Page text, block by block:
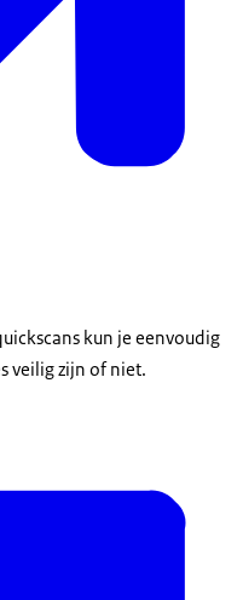
kun je eenvoudig
veilig zijn of niet.